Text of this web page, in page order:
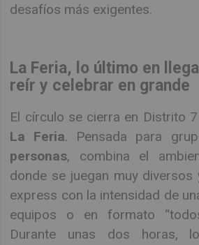
desafíos más exigentes.
La Feria, lo último en
reír y celebrar en grande
El círculo se cierra en Distrito
La Feria. Pensada para
personas, combina el
donde se juegan muy diversos
express con la intensidad de
equipos o en formato
Durante unas dos horas,